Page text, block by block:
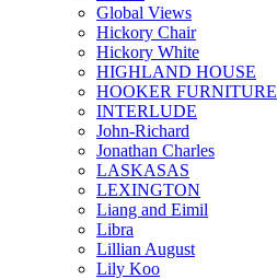
Global Views
Hickory Chair
Hickory White
HIGHLAND HOUSE
HOOKER FURNITURE
INTERLUDE
John-Richard
Jonathan Charles
LASKASAS
LEXINGTON
Liang and Eimil
Libra
Lillian August
Lily Koo